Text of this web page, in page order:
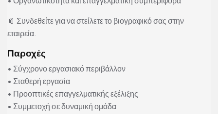
📎 Συνδεθείτε για να στείλετε το βιογραφικό σας στην
εταιρεία.
Παροχές
• Σύγχρονο εργασιακό περιβάλλον
• Σταθερή εργασία
• Προοπτικές επαγγελματικής εξέλιξης
• Συμμετοχή σε δυναμική ομάδα